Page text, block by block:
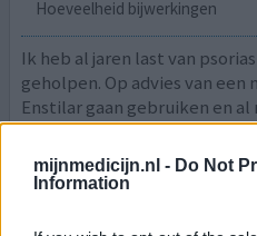
mijnmedicijn.nl - Do Not
Information
Hoeveelheid bijwerkingen
Ik heb al jaren last van
geholpen. Op advies van
Enstilar gaan gebruiken en
ik het effect. Nu is mijn huis
mooi uit. Gebruik het nu een
onderhoud en dat gaat